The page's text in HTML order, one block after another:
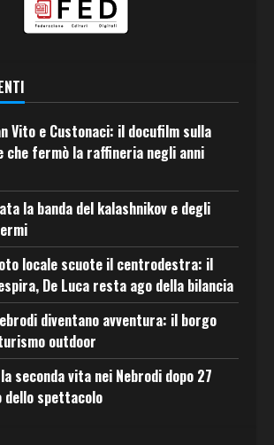
Vito e Custonaci: il docufilm sulla
che fermò la raffineria negli anni
la banda del kalashnikov e degli
locale scuote il centrodestra: il
De Luca resta ago della bilancia
diventano avventura: il borgo
outdoor
seconda vita nei Nebrodi dopo 27
dello spettacolo